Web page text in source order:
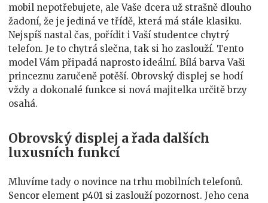
je
žádaným
zbožím
mobil nepotřebujete, ale Vaše dcera už strašně dlouho
žadoní, že je jediná ve třídě, která má stále klasiku.
Nejspíš nastal čas, pořídit i Vaší studentce chytrý
telefon. Je to chytrá slečna, tak si ho zaslouží. Tento
model Vám připadá naprosto ideální. Bílá barva Vaši
princeznu zaručeně potěší. Obrovský displej se hodí
vždy a dokonalé funkce si nová majitelka určitě brzy
osahá.
Obrovský displej a řada dalších
luxusních funkcí
Mluvíme tady o novince na trhu mobilních telefonů.
Sencor element p401 si zaslouží pozornost. Jeho cena